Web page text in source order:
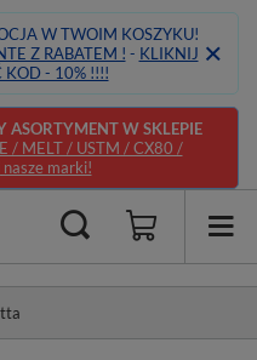
W TWOIM KOSZYKU!
Z RABATEM ! - KLIKNIJ
KOD - 10% !!!!
ASORTYMENT W SKLEPIE
/ MELT / USTM / CX80 /
nasze marki!